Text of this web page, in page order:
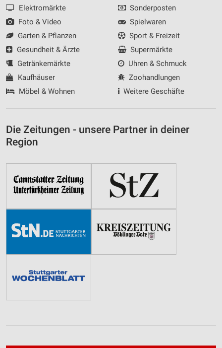
Elektromärkte
Foto & Video
Garten & Pflanzen
Gesundheit & Ärzte
Getränkemärkte
Kaufhäuser
Möbel & Wohnen
Sonderposten
Spielwaren
Sport & Freizeit
Supermärkte
Uhren & Schmuck
Zoohandlungen
Weitere Geschäfte
Die Zeitungen - unsere Partner in deiner
Region